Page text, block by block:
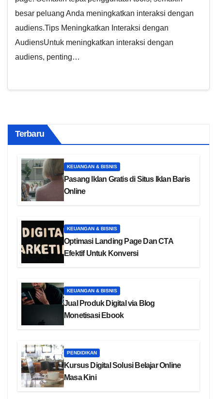
besar peluang Anda meningkatkan interaksi dengan
audiens.Tips Meningkatkan Interaksi dengan
AudiensUntuk meningkatkan interaksi dengan
audiens, penting…
Terbaru
KEUANGAN & BISNIS
Pasang Iklan Gratis di Situs Iklan Baris
Online
KEUANGAN & BISNIS
Optimasi Landing Page Dan CTA
Efektif Untuk Konversi
KEUANGAN & BISNIS
Jual Produk Digital via Blog
Monetisasi Ebook
PENDIDIKAN
Kursus Digital Solusi Belajar Online
Masa Kini